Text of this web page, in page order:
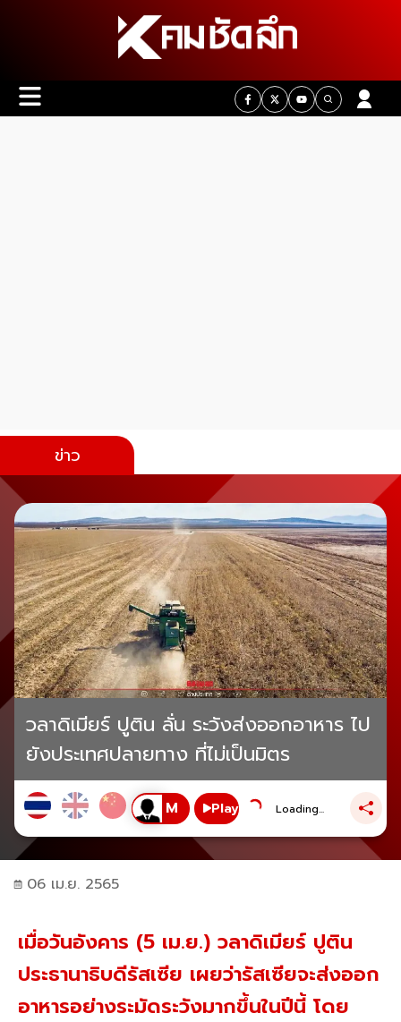
ข่าว
วลาดิเมียร์ ปูติน ลั่น ระวังส่งออกอาหาร ไป
ยังประเทศปลายทาง ที่ไม่เป็นมิตร
Play Loading...
06 เม.ย. 2565
เมื่อวันอังคาร (5 เม.ย.) วลาดิเมียร์ ปูติน
ประธานาธิบดีรัสเซีย เผยว่ารัสเซียจะส่งออก
อาหารอย่างระมัดระวังมากขึ้นในปีนี้ โดย